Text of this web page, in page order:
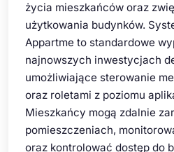
życia mieszkańców oraz
użytkowania budynków.
Appartme to standardowe
najnowszych inwestycjach
umożliwiające sterowanie
oraz roletami z poziomu
Mieszkańcy mogą zdalnie
pomieszczeniach,
oraz kontrolować dostęp do